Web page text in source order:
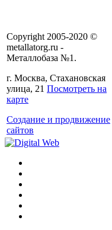
Copyright 2005-2020 ©
metallatorg.ru -
Металлобаза №1.
г. Москва, Стахановская
улица, 21 Посмотреть на
карте
Создание и продвижение
сайтов